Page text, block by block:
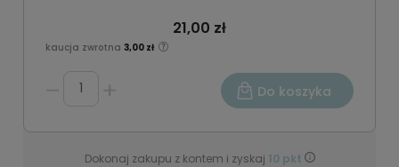
21,00 zł
kaucja zwrotna 3,00 zł
Do koszyka
Dokonaj zakupu z kontem i zyskaj 10 pkt